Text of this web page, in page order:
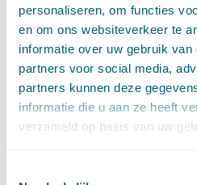
personaliseren, om functies
en om ons websiteverkeer te
informatie over uw gebruik
partners voor social media,
partners kunnen deze
informatie die u aan ze heeft
verzameld op basis van uw
Energierecht
Sector